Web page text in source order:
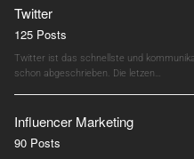
Twitter
125 Posts
Twitter ist das schnellste und
schon abgeschrieben. Die letzen…
Influencer Marketing
90 Posts